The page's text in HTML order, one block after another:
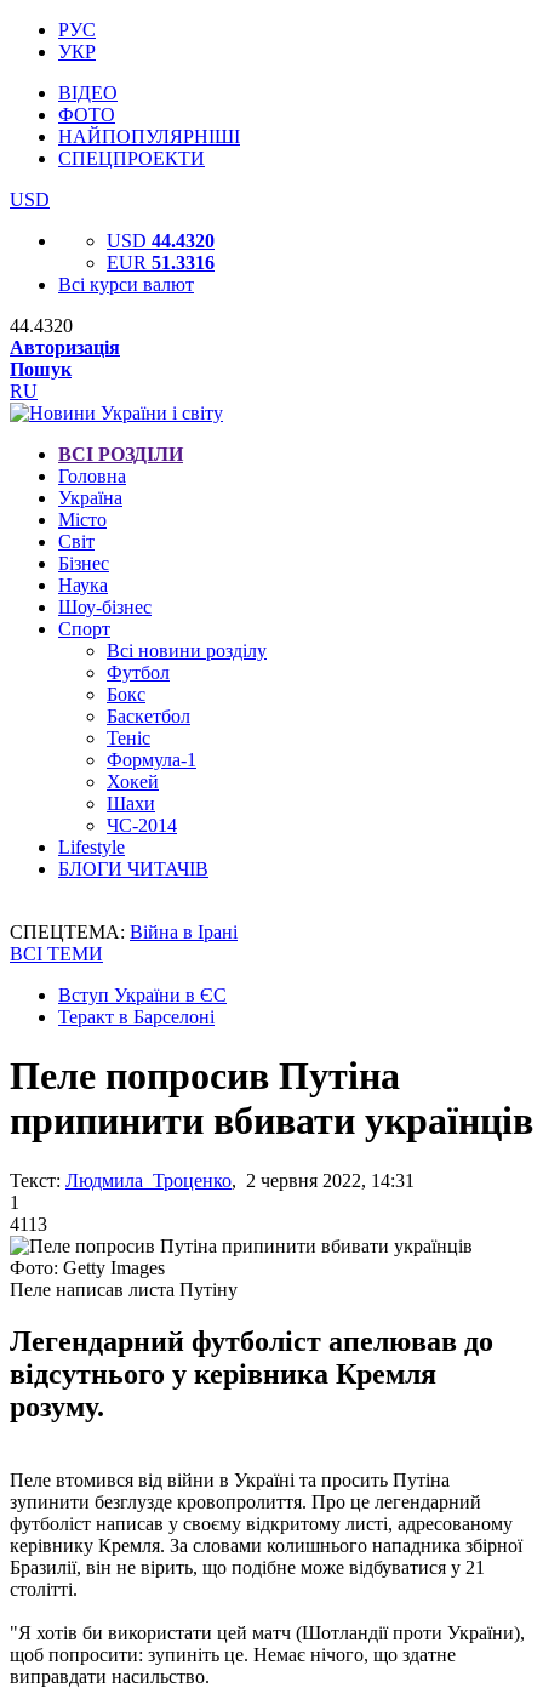
РУС
УКР
ВІДЕО
ФОТО
НАЙПОПУЛЯРНІШІ
СПЕЦПРОЕКТИ
USD
USD 44.4320
EUR 51.3316
Всі курси валют
44.4320
Авторизація
Пошук
RU
ВСІ РОЗДІЛИ
Головна
Україна
Місто
Світ
Бізнес
Наука
Шоу-бізнес
Спорт
Всі новини розділу
Футбол
Бокс
Баскетбол
Теніс
Формула-1
Хокей
Шахи
ЧС-2014
Lifestyle
БЛОГИ ЧИТАЧІВ
СПЕЦТЕМА: Війна в Ірані
ВСІ ТЕМИ
Вступ України в ЄС
Теракт в Барселоні
Пеле попросив Путіна
припинити вбивати українців
Текст: Людмила Троценко, 2 червня 2022, 14:31
1
4113
Фото: Getty Images
Пеле написав листа Путіну
Легендарний футболіст апелював до
відсутнього у керівника Кремля
розуму.
Пеле втомився від війни в Україні та просить Путіна
зупинити безглузде кровопролиття. Про це легендарний
футболіст написав у своєму відкритому листі, адресованому
керівнику Кремля. За словами колишнього нападника збірної
Бразилії, він не вірить, що подібне може відбуватися у 21
столітті.
"Я хотів би використати цей матч (Шотландії проти України),
щоб попросити: зупиніть це. Немає нічого, що здатне
виправдати насильство.